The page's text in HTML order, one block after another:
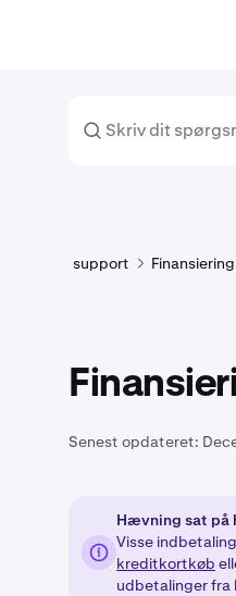
support Finansiering
Senest opdateret:
Hævning sat på
Visse
kreditkortkøb
udbetalinger fra